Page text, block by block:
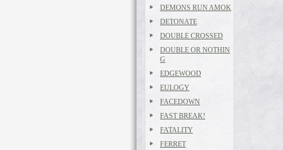
DEMONS RUN AMOK
DETONATE
DOUBLE CROSSED
DOUBLE OR NOTHIN
G
EDGEWOOD
EULOGY
FACEDOWN
FAST BREAK!
FATALITY
FERRET